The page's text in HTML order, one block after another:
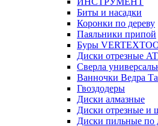
Биты и насадки
Коронки по дереву
Паяльники припой
Буры
Диски отрезные
Сверла
Ванночки Ведра
Гвоздодеры
Диски алмазные
Диски отрезные
Диски пильные по